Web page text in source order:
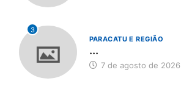
3
PARACATU E REGIÃO
...
7 de agosto de 2026